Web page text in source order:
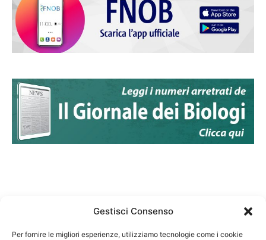
Gestisci Consenso
Per fornire le migliori esperienze, utilizziamo tecnologie come i cookie